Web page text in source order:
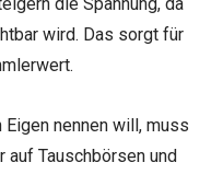
wird. Das sorgt für
nennen will, muss
Tauschbörsen und